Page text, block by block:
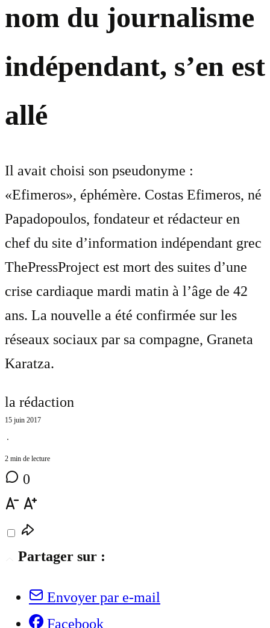
nom du journalisme
indépendant, s’en est
allé
Il avait choisi son pseudonyme :
«Efimeros», éphémère. Costas Efimeros, né
Papadopoulos, fondateur et rédacteur en
chef du site d’information indépendant grec
ThePressProject est mort des suites d’une
crise cardiaque mardi matin à l’âge de 42
ans. La nouvelle a été confirmée sur les
réseaux sociaux par sa compagne, Graneta
Karatza.
la rédaction
15 juin 2017
⋅
2 min de lecture
0
Partager sur :
Envoyer par e-mail
Facebook